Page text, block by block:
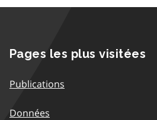
Pages les plus visitées
Publications
Données